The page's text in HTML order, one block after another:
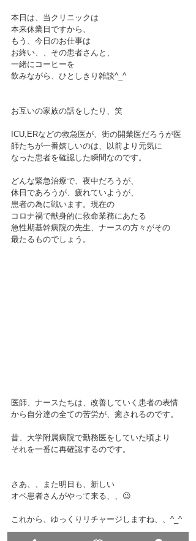
本日は、当クリニックは
本来休業日ですから、
もう、今日のお仕事は
お終い、、その患者さんと、
一緒にコーヒーを
飲みながら、ひとしきり雑談^_^
お互いの家族の話をしたり、笑
ICU,ERなどの救急医が、街の開業医だろうが医
師たちが一番嬉しいのは、以前より元気に
なった患者を確認した瞬間なのです。
どんな緊急治療で、夜中だろうが、
休日であろうが、疲れていようが、
患者の為に戦います。現在の
コロナ禍で献身的に救命業務にあたる
急性期基幹病院の先生、ナースの方々がその
最たるものでしょう。
医師、ナースたちは、改善していく患者の表情
から自分達の全ての苦労が、癒されるのです。
昔、大学附属病院で勤務医をしていた頃より
それを一番に再確認するのです。
さあ、、また明日も、新しい
オペ患者さんがやって来る、、😉
これから、ゆっくりリチャージしますね、、^_^